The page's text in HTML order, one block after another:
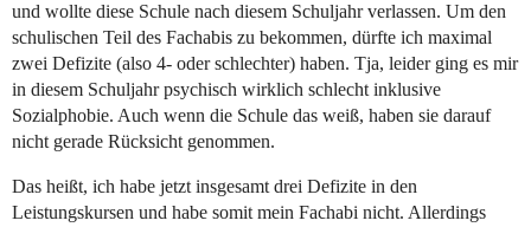
und wollte diese Schule nach diesem Schuljahr verlassen. Um den
schulischen Teil des Fachabis zu bekommen, dürfte ich maximal
zwei Defizite (also 4- oder schlechter) haben. Tja, leider ging es mir
in diesem Schuljahr psychisch wirklich schlecht inklusive
Sozialphobie. Auch wenn die Schule das weiß, haben sie darauf
nicht gerade Rücksicht genommen.
Das heißt, ich habe jetzt insgesamt drei Defizite in den
Leistungskursen und habe somit mein Fachabi nicht. Allerdings